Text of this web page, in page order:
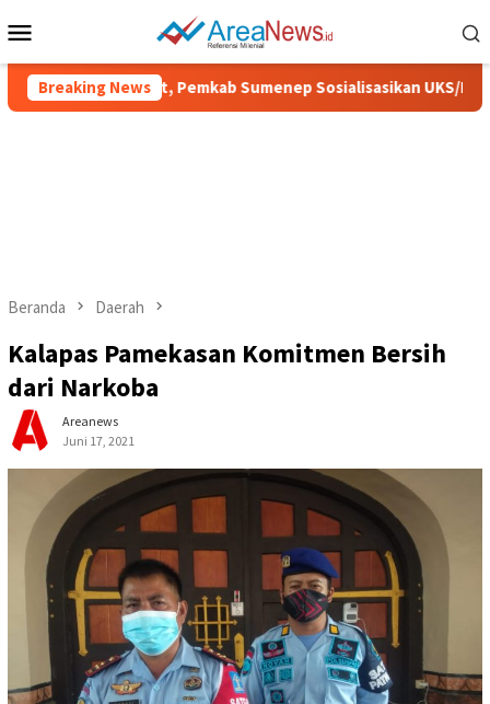
ke
Mobile
Breaking News
dan Sehat, Pemkab Sumenep Sosialisasikan UKS/M
Beranda Daerah
Kalapas Pamekasan Komitmen Bersih
dari Narkoba
Areanews
Juni 17, 2021